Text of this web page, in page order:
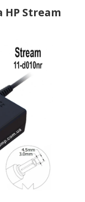
HP Stream